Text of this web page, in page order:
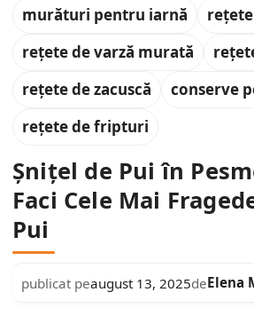
murături pentru iarnă
rețete de varză murată
rețete de zacuscă
conserve
rețete de fripturi
Șnițel de Pui în
Faci Cele Mai
Pui
publicat peaugust 13, 2025deElena